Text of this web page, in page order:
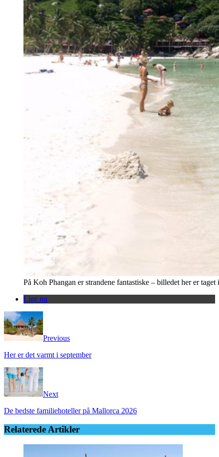
På Koh Phangan er strandene fantastiske – billedet her er taget
Lige nu
Previous
Her er det varmt i september
Next
De bedste familiehoteller på Mallorca 2026
Relaterede Artikler